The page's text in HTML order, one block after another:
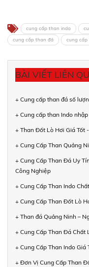
cung cấp than indo
cung cấp than đá
cung
BÀI VIẾT LIÊN
+ Cung cấp than đá số
+ Cung cấp than Indo
+ Than Đốt Lò Hơi Giá Tốt
+ Cung Cấp Than Quảng
+ Cung Cấp Than Đá Uy
Công Nghiệp
+ Cung Cấp Than Indo
+ Cung Cấp Than Đốt Lò
+ Than đá Quảng Ninh –
+ Cung Cấp Than Đá Chất
+ Cung Cấp Than Indo Giá
+ Đơn Vị Cung Cấp Than